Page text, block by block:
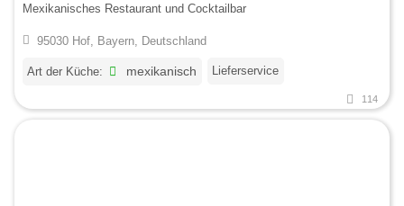
Mexikanisches Restaurant und Cocktailbar
95030 Hof, Bayern, Deutschland
Art der Küche: mexikanisch Lieferservice
114